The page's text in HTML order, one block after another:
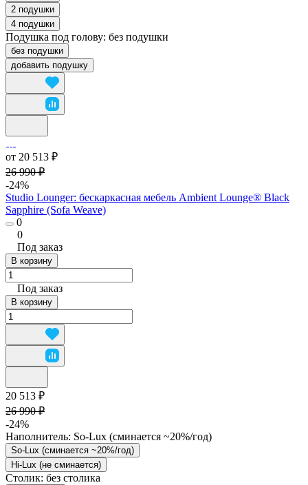
2 подушки
4 подушки
Подушка под голову: без подушки
без подушки
добавить подушку
от 20 513 ₽
26 990 ₽
-24%
Studio Lounger: бескаркасная мебель Ambient Lounge® Black
Sapphire (Sofa Weave)
0
0
Под заказ
В корзину
Под заказ
В корзину
20 513 ₽
26 990 ₽
-24%
Наполнитель: So-Lux (cминается ~20%/год)
So-Lux (cминается ~20%/год)
Hi-Lux (не сминается)
Столик: без столика